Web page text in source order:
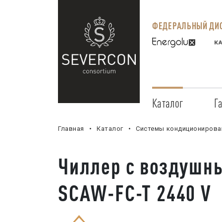
ФЕДЕРАЛЬНЫЙ
Каталог
Главная Каталог Системы
Чиллер с
SCAW-FC-T 2440 V